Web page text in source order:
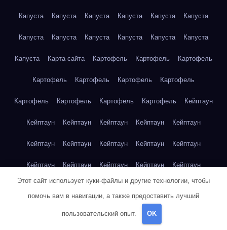
Капуста Капуста Капуста Капуста Капуста Капуста
Капуста Капуста Капуста Капуста Капуста Капуста
Капуста Карта сайта Картофель Картофель Картофель
Картофель Картофель Картофель Картофель
Картофель Картофель Картофель Картофель Кейптаун
Кейптаун Кейптаун Кейптаун Кейптаун Кейптаун
Кейптаун Кейптаун Кейптаун Кейптаун Кейптаун
Кейптаун Кейптаун Кейптаун Кейптаун Кейптаун
Кейптаун Кейптаун Кейптаун Клубника
Клубника
Этот сайт использует куки-файлы и другие технологии, чтобы
помочь вам в навигации, а также предоставить лучший
пользовательский опыт. OK